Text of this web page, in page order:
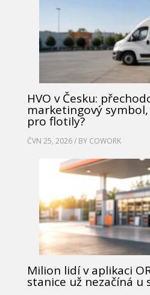
HVO v Česku:
marketingový
pro flotily?
ČVN 25, 2026 / BY COWORK
Milion lidí v aplikaci
stanice už nezačíná u